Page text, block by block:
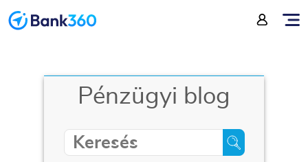
Pénzügyi blog